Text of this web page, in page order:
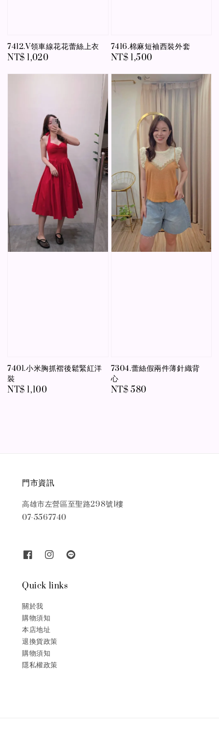
7412.V領車線花花蕾絲上衣
Regular
NT$ 1,020
7416.棉麻短袖西裝外套
Regular
NT$ 1,500
7401.小米胸抓褶後鬆緊紅洋
裝
Regular
NT$ 1,100
7304.蕾絲假兩件薄針織背
心
Regular
NT$ 580
門市資訊
高雄市左營區至聖路298號1樓
07-5567740
Quick links
關於我
購物須知
本店地址
退換貨政策
購物須知
隱私權政策